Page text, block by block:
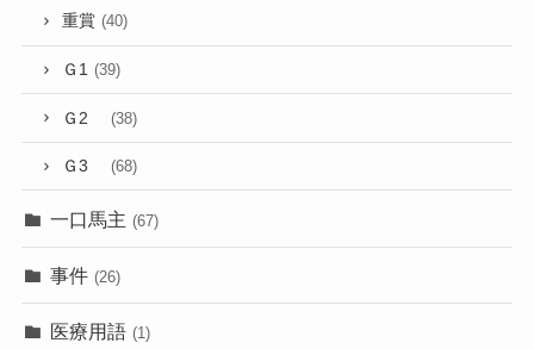
重賞 (40)
Ｇ1 (39)
Ｇ2 (38)
Ｇ3 (68)
一口馬主 (67)
事件 (26)
医療用語 (1)